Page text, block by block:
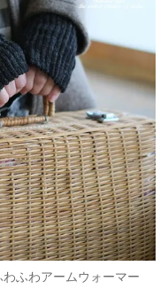
ふわアームウォーマー